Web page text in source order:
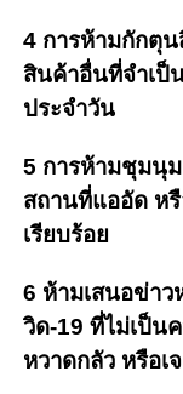
4 การห้ามกักตุ
สินค้าอื่นที่จำเป็
ประจำวัน
5 การห้ามชุมนุ
สถานที่แออัด หรื
เรียบร้อย
6 ห้ามเสนอข่าว
วิด-19 ที่ไม่เป็น
หวาดกลัว หรือ